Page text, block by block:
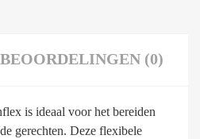
BEOORDELINGEN (0)
is ideaal voor het bereiden
gerechten. Deze flexibele